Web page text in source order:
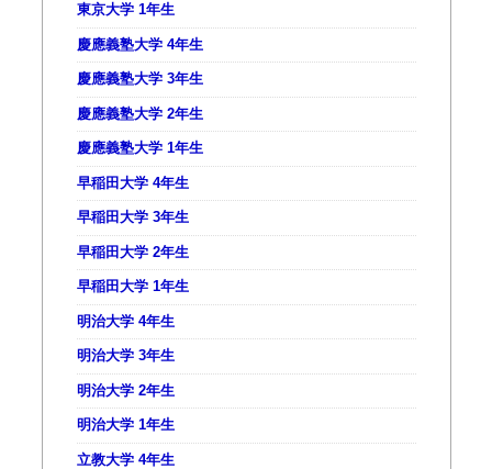
東京大学 1年生
慶應義塾大学 4年生
慶應義塾大学 3年生
慶應義塾大学 2年生
慶應義塾大学 1年生
早稲田大学 4年生
早稲田大学 3年生
早稲田大学 2年生
早稲田大学 1年生
明治大学 4年生
明治大学 3年生
明治大学 2年生
明治大学 1年生
立教大学 4年生